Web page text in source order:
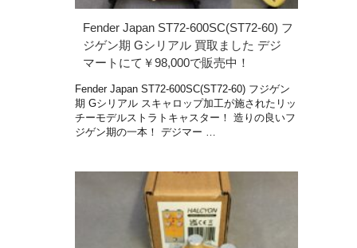
Fender Japan ST72-600SC(ST72-60) フ
ジゲン期 Gシリアル 買取ました デジ
マートにて￥98,000で販売中！
Fender Japan ST72-600SC(ST72-60) フジゲン
期 Gシリアル スキャロップ加工が施されたリッ
チーモデルストラトキャスター！ 造りの良いフ
ジゲン期の一本！ デジマー …